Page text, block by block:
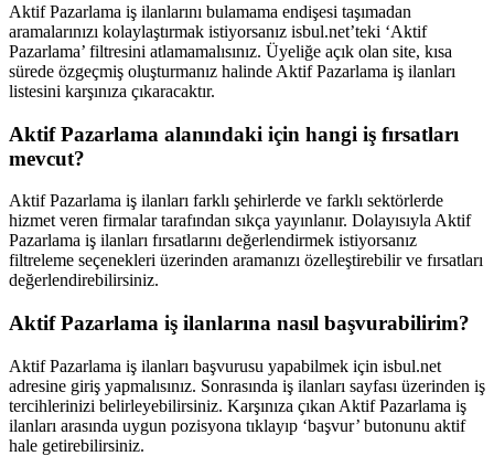
Aktif Pazarlama iş ilanlarını bulamama endişesi taşımadan
aramalarınızı kolaylaştırmak istiyorsanız isbul.net’teki ‘Aktif
Pazarlama’ filtresini atlamamalısınız. Üyeliğe açık olan site, kısa
sürede özgeçmiş oluşturmanız halinde Aktif Pazarlama iş ilanları
listesini karşınıza çıkaracaktır.
Aktif Pazarlama alanındaki için hangi iş fırsatları
mevcut?
Aktif Pazarlama iş ilanları farklı şehirlerde ve farklı sektörlerde
hizmet veren firmalar tarafından sıkça yayınlanır. Dolayısıyla Aktif
Pazarlama iş ilanları fırsatlarını değerlendirmek istiyorsanız
filtreleme seçenekleri üzerinden aramanızı özelleştirebilir ve fırsatları
değerlendirebilirsiniz.
Aktif Pazarlama iş ilanlarına nasıl başvurabilirim?
Aktif Pazarlama iş ilanları başvurusu yapabilmek için isbul.net
adresine giriş yapmalısınız. Sonrasında iş ilanları sayfası üzerinden iş
tercihlerinizi belirleyebilirsiniz. Karşınıza çıkan Aktif Pazarlama iş
ilanları arasında uygun pozisyona tıklayıp ‘başvur’ butonunu aktif
hale getirebilirsiniz.